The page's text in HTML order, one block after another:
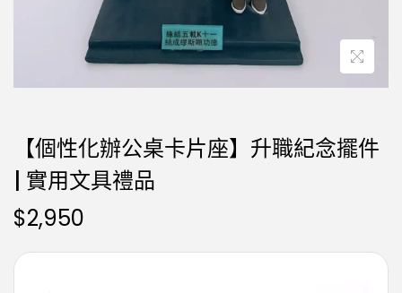
【個性化辦公桌卡片座】升職紀念擺件
| 實用文具禮品
$2,950